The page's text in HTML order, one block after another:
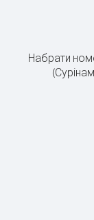
Набрати